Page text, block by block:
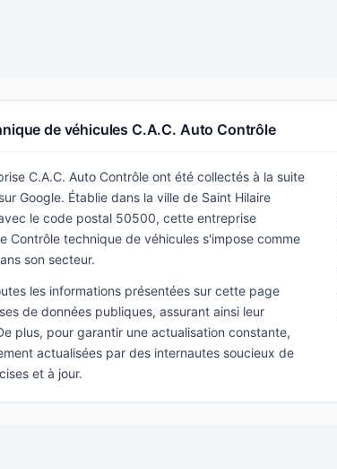
de véhicules C.A.C. Auto Contrôle
C.A.C. Auto Contrôle ont été collectés à la suite
Google. Établie dans la ville de Saint Hilaire
le code postal 50500, cette entreprise
Contrôle technique de véhicules s'impose comme
son secteur.
les informations présentées sur cette page
de données publiques, assurant ainsi leur
plus, pour garantir une actualisation constante,
actualisées par des internautes soucieux de
et à jour.